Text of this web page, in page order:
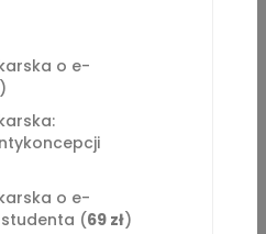
Towarzystwa Medycyny
Rodzinnych w Polsce oraz
Otyłości.
komunikację, dokładny
Zależy mi, aby pacjent po
być przyczyną objawów,
diagnostyka i kiedy należy
o e-
)
o e-
(69 zł)